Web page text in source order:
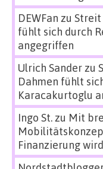
DEWFan zu Streit
fühlt sich durch
angegriffen
Ulrich Sanderzu
Dahmen fühlt
Karacakurtoglu
Ingo St.zu Mit
Finanzierung